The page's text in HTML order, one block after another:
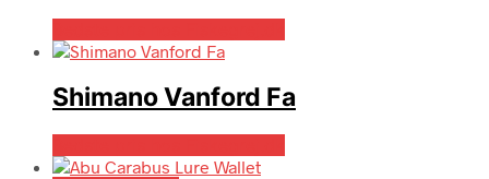
Shimano Vanford Fa